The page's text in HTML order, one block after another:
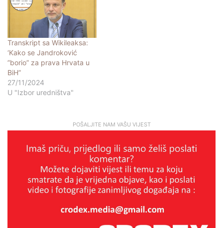
Transkript sa Wikileaksa:
‘Kako se Jandroković
”borio” za prava Hrvata u
BiH”
27/11/2024
U "Izbor uredništva"
POŠALJITE NAM VAŠU VIJEST